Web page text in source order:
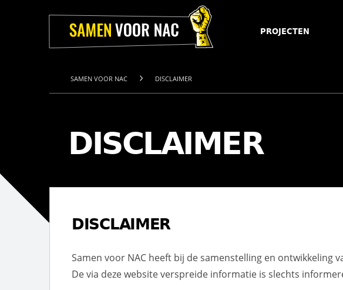
PROJECTEN
SAMEN VOOR NAC DISCLAIMER
DISCLAIMER
DISCLAIMER
Samen voor NAC heeft bij de samenstelling en
De via deze website verspreide informatie is slechts